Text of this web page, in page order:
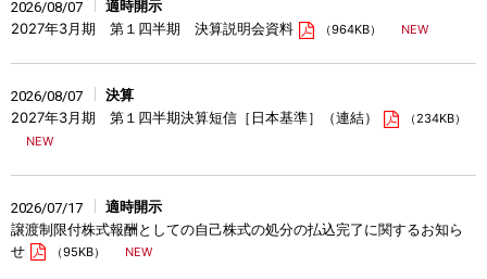
2026/08/07
適時開示
2027年3月期 第１四半期 決算説明会資料
（964KB）
2026/08/07
決算
2027年3月期 第１四半期決算短信［日本基準］（連結）
（234KB）
2026/07/17
適時開示
譲渡制限付株式報酬としての自己株式の処分の払込完了に関するお知ら
せ
（95KB）